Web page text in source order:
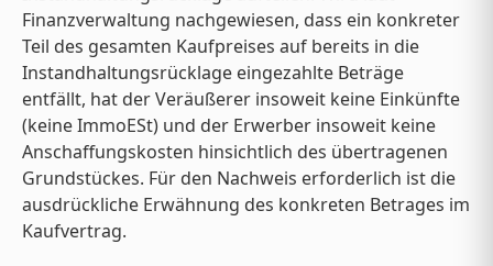
Finanzverwaltung nachgewiesen, dass ein konkreter
Teil des gesamten Kaufpreises auf bereits in die
Instandhaltungsrücklage eingezahlte Beträge
entfällt, hat der Veräußerer insoweit keine Einkünfte
(keine ImmoESt) und der Erwerber insoweit keine
Anschaffungskosten hinsichtlich des übertragenen
Grundstückes. Für den Nachweis erforderlich ist die
ausdrückliche Erwähnung des konkreten Betrages im
Kaufvertrag.